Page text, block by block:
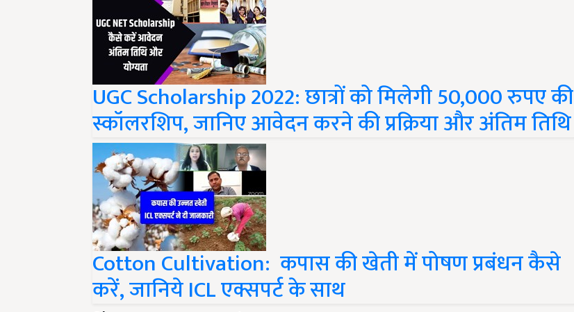
UGC Scholarship 2022: छात्रों को मिलेगी 50,000 रुपए की
स्कॉलरशिप, जानिए आवेदन करने की प्रक्रिया और अंतिम तिथि
Cotton Cultivation: कपास की खेती में पोषण प्रबंधन कैसे
करें, जानिये ICL एक्सपर्ट के साथ